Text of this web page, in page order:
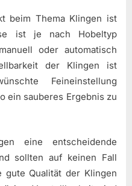
beim Thema Klingen ist
ist je nach Hobeltyp
oder automatisch
der Klingen ist
Feineinstellung
ein sauberes Ergebnis zu
eine entscheidende
sollten auf keinen Fall
gute Qualität der Klingen